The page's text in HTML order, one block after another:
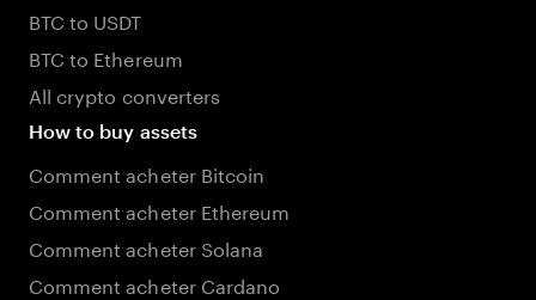
BTC to USDT
BTC to Ethereum
All crypto converters
How to buy assets
Comment acheter Bitcoin
Comment acheter Ethereum
Comment acheter Solana
Comment acheter Cardano